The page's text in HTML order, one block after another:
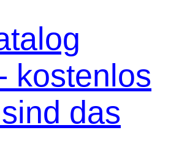
kostenlos
das